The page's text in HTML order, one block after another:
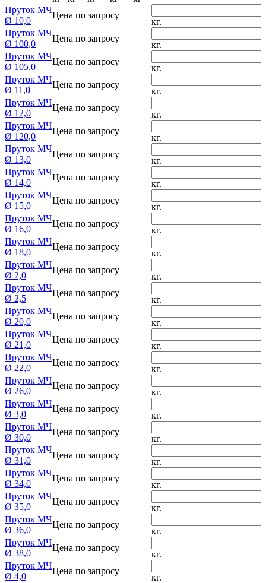
Пруток МЧ
Ø 10,0
Цена по запросу
кг.
Пруток МЧ
Ø 100,0
Цена по запросу
кг.
Пруток МЧ
Ø 105,0
Цена по запросу
кг.
Пруток МЧ
Ø 11,0
Цена по запросу
кг.
Пруток МЧ
Ø 12,0
Цена по запросу
кг.
Пруток МЧ
Ø 120,0
Цена по запросу
кг.
Пруток МЧ
Ø 13,0
Цена по запросу
кг.
Пруток МЧ
Ø 14,0
Цена по запросу
кг.
Пруток МЧ
Ø 15,0
Цена по запросу
кг.
Пруток МЧ
Ø 16,0
Цена по запросу
кг.
Пруток МЧ
Ø 18,0
Цена по запросу
кг.
Пруток МЧ
Ø 2,0
Цена по запросу
кг.
Пруток МЧ
Ø 2,5
Цена по запросу
кг.
Пруток МЧ
Ø 20,0
Цена по запросу
кг.
Пруток МЧ
Ø 21,0
Цена по запросу
кг.
Пруток МЧ
Ø 22,0
Цена по запросу
кг.
Пруток МЧ
Ø 26,0
Цена по запросу
кг.
Пруток МЧ
Ø 3,0
Цена по запросу
кг.
Пруток МЧ
Ø 30,0
Цена по запросу
кг.
Пруток МЧ
Ø 31,0
Цена по запросу
кг.
Пруток МЧ
Ø 34,0
Цена по запросу
кг.
Пруток МЧ
Ø 35,0
Цена по запросу
кг.
Пруток МЧ
Ø 36,0
Цена по запросу
кг.
Пруток МЧ
Ø 38,0
Цена по запросу
кг.
Пруток МЧ
Ø 4,0
Цена по запросу
кг.